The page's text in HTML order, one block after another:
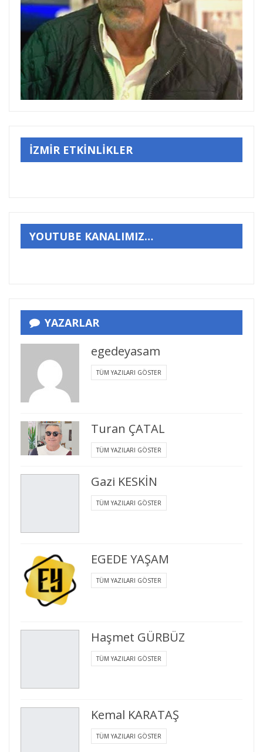
İZMİR ETKİNLİKLER
YOUTUBE KANALIMIZ…
YAZARLAR
egedeyasam
TÜM YAZILARI GÖSTER
Turan ÇATAL
TÜM YAZILARI GÖSTER
Gazi KESKİN
TÜM YAZILARI GÖSTER
EGEDE YAŞAM
TÜM YAZILARI GÖSTER
Haşmet GÜRBÜZ
TÜM YAZILARI GÖSTER
Kemal KARATAŞ
TÜM YAZILARI GÖSTER